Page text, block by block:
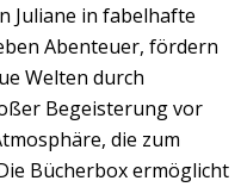
Juliane in fabelhafte
Abenteuer, fördern
Welten durch
Begeisterung vor
die zum
Bücherbox ermöglicht